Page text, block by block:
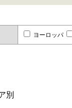
ヨーロッパ
別